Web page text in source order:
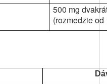
500 mg
(rozmedzie